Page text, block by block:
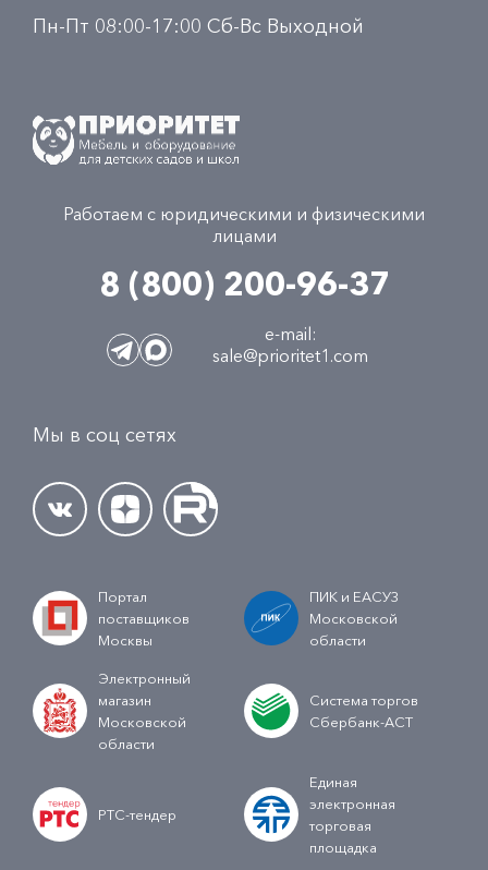
Пн-Пт 08:00-17:00 Сб-Вс Выходной
Работаем с юридическими и физическими
лицами
8 (800) 200-96-37
e-mail:
sale@prioritet1.com
Мы в соц сетях
Портал
поставщиков
Москвы
ПИК и ЕАСУЗ
Московской
области
Электронный
магазин
Московской
области
Система торгов
Сбербанк-АСТ
РТС-тендер
Единая
электронная
торговая
площадка